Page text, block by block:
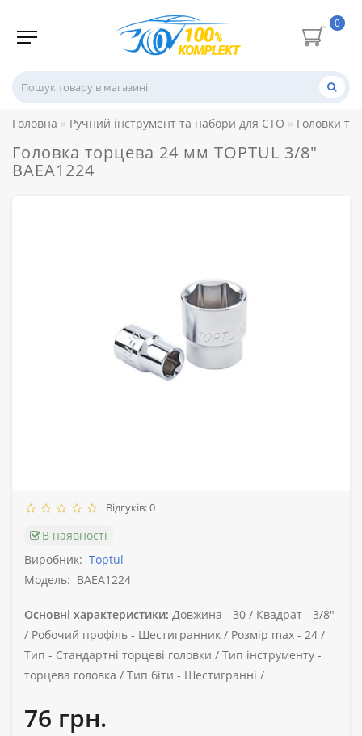
0
Головна Ручний інструмент та набори для СТО Головки
Головка торцева 24 мм TOPTUL 3/8"
BAEA1224
Відгуків: 0
В наявності
Виробник: Toptul
Модель: BAEA1224
Основні характеристики: Довжина - 30 / Квадрат - 3/8"
/ Робочий профіль - Шестигранник / Розмір max - 24 /
Тип - Стандартні торцеві головки / Тип інструменту -
торцева головка / Тип біти - Шестигранні /
76 грн.